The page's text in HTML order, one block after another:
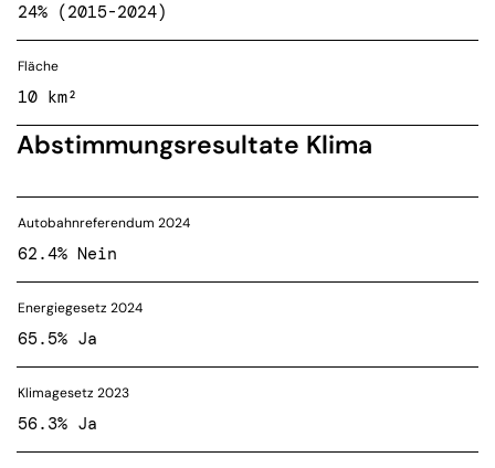
24% (2015-2024)
Fläche
10 km²
Abstimmungsresultate Klima
Autobahnreferendum 2024
62.4% Nein
Energiegesetz 2024
65.5% Ja
Klimagesetz 2023
56.3% Ja